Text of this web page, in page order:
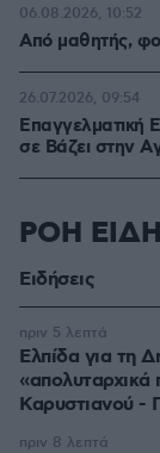
Από μαθητής,
06.08.2026, 10:52
Επαγγελματική
σε Bάζει στην
26.07.2026, 09:54
ΡΟΗ
Ειδήσεις
Ελπίδα για τη
Καρυστιανού -
πριν 5 λεπτά
πριν 8 λεπτά